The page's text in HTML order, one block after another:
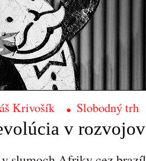
Krivošík Slobodný trh
v